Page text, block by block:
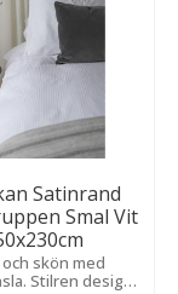
Satinrand
Smal Vit
skön med
Stilren design